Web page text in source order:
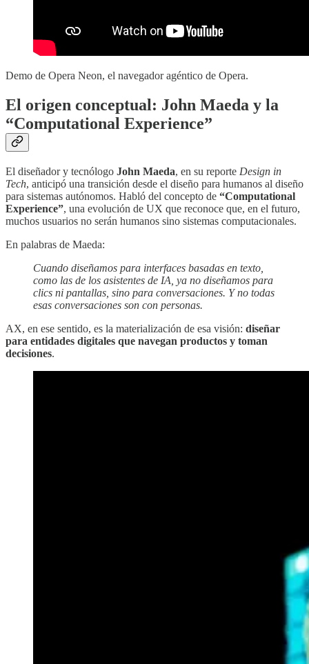
Demo de Opera Neon, el navegador agéntico de Opera.
El origen conceptual: John Maeda y la
“Computational Experience”
El diseñador y tecnólogo John Maeda, en su reporte Design in
Tech, anticipó una transición desde el diseño para humanos al diseño
para sistemas autónomos. Habló del concepto de “Computational
Experience”, una evolución de UX que reconoce que, en el futuro,
muchos usuarios no serán humanos sino sistemas computacionales.
En palabras de Maeda:
Cuando diseñamos para interfaces basadas en texto,
como las de los asistentes de IA, ya no diseñamos para
clics ni pantallas, sino para conversaciones. Y no todas
esas conversaciones son con personas.
AX, en ese sentido, es la materialización de esa visión: diseñar
para entidades digitales que navegan productos y toman
decisiones.